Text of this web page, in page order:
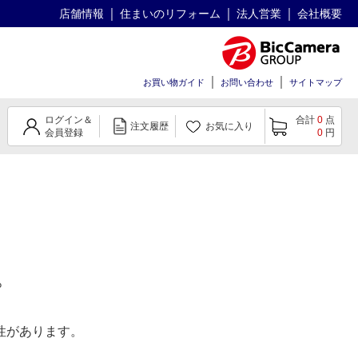
店舗情報 住まいのリフォーム 法人営業 会社概要
お買い物ガイド お問い合わせ サイトマップ
ログイン＆
会員登録
注文履歴 お気に入り
合計 0 点
0 円
あります。